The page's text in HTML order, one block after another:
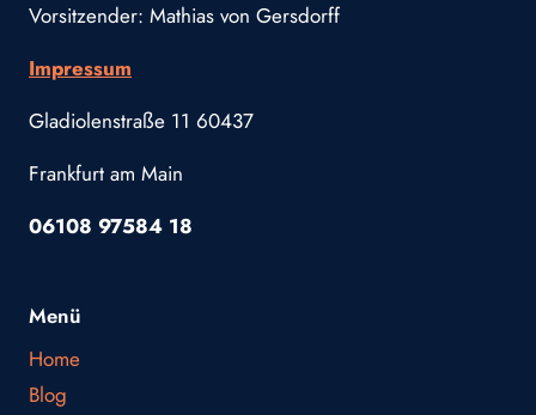
Vorsitzender: Mathias von Gersdorff
Impressum
Gladiolenstraße 11 60437
Frankfurt am Main
06108 97584 18
Menü
Home
Blog